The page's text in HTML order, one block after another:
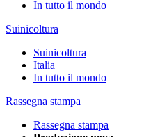
In tutto il mondo
Suinicoltura
Suinicoltura
Italia
In tutto il mondo
Rassegna stampa
Rassegna stampa